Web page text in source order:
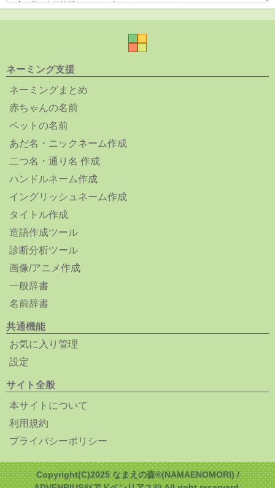
ネーミング支援
ネーミングまとめ
赤ちゃんの名前
ペットの名前
あだ名・ニックネーム作成
二つ名・通り名 作成
ハンドルネーム作成
イングリッシュネーム作成
タイトル作成
造語作成ツール
診断分析ツール
画像/アニメ作成
一般辞書
名前辞書
共通機能
お気に入り管理
設定
サイト全般
本サイトについて
利用規約
プライバシーポリシー
Copyright(C)2025 なまえの森®(NAMAENOMORI) /